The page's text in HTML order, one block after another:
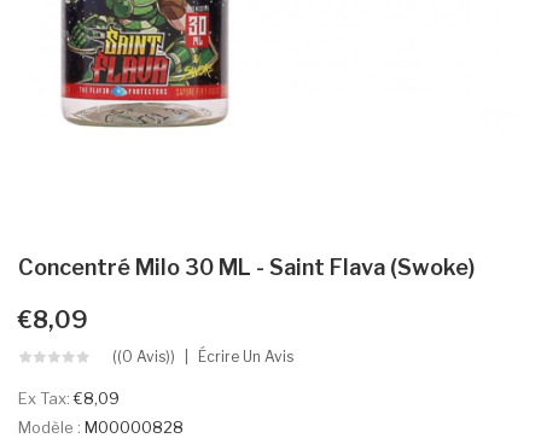
Concentré Milo 30 ML - Saint Flava (Swoke)
€8,09
((0 Avis)) Écrire Un Avis
Ex Tax:€8,09
Modèle : M00000828